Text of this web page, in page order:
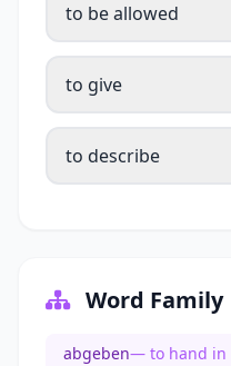
to be allowed
to give
to describe
Word Family
abgeben— to hand in